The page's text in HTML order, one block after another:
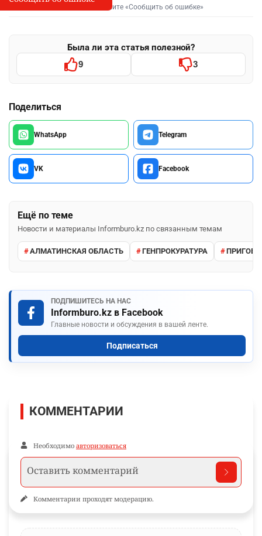
Выделите фрагмент и нажмите «Сообщить об ошибке»
Была ли эта статья полезной?
9 3
Поделиться
WhatsApp Telegram
VK Facebook
Ещё по теме
Новости и материалы Informburo.kz по связанным темам
АЛМАТИНСКАЯ ОБЛАСТЬ ГЕНПРОКУРАТУРА
ПОДПИШИТЕСЬ НА НАС
Informburo.kz в Facebook
Главные новости и обсуждения в вашей ленте.
Подписаться
КОММЕНТАРИИ
Необходимо авторизоваться
Комментарии проходят модерацию.